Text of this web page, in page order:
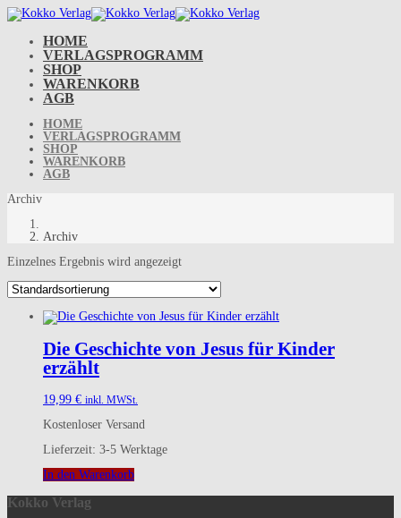
Skip
to
content HOME
VERLAGSPROGRAMM
SHOP
WARENKORB
AGB
HOME
VERLAGSPROGRAMM
SHOP
WARENKORB
AGB
Archiv
Archiv
Einzelnes Ergebnis wird angezeigt
Die Geschichte von Jesus für Kinder
erzählt
19,99 € inkl. MWSt.
Kostenloser Versand
Lieferzeit: 3-5 Werktage
In den Warenkorb
Kokko Verlag